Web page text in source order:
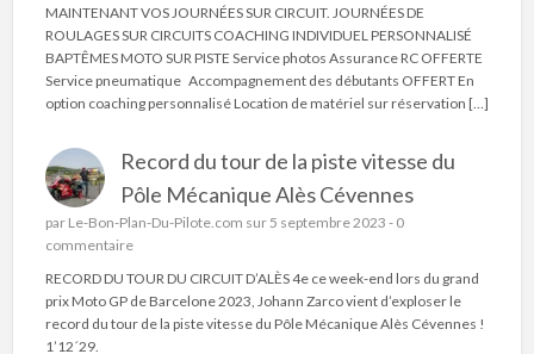
MAINTENANT VOS JOURNÉES SUR CIRCUIT. JOURNÉES DE
ROULAGES SUR CIRCUITS COACHING INDIVIDUEL PERSONNALISÉ
BAPTÊMES MOTO SUR PISTE Service photos Assurance RC OFFERTE
Service pneumatique Accompagnement des débutants OFFERT En
option coaching personnalisé Location de matériel sur réservation […]
Record du tour de la piste vitesse du
Pôle Mécanique Alès Cévennes
par Le-Bon-Plan-Du-Pilote.com sur 5 septembre 2023 - 0
commentaire
RECORD DU TOUR DU CIRCUIT D’ALÈS 4e ce week-end lors du grand
prix Moto GP de Barcelone 2023, Johann Zarco vient d’exploser le
record du tour de la piste vitesse du Pôle Mécanique Alès Cévennes !
1’12´29.